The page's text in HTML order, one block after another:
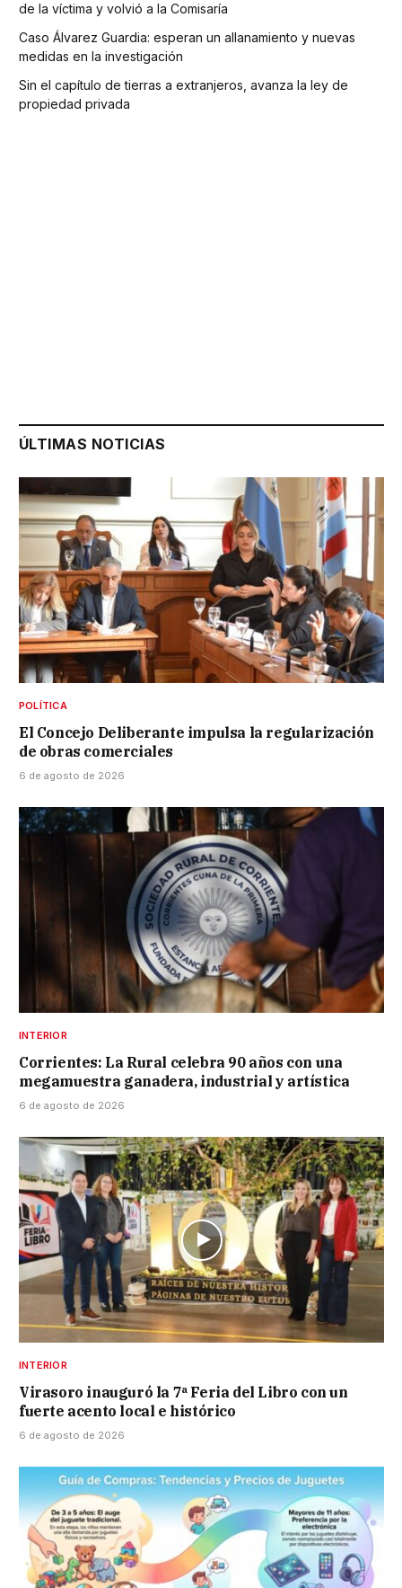
de la víctima y volvió a la Comisaría
Caso Álvarez Guardia: esperan un allanamiento y nuevas
medidas en la investigación
Sin el capítulo de tierras a extranjeros, avanza la ley de
propiedad privada
ÚLTIMAS NOTICIAS
POLÍTICA
El Concejo Deliberante impulsa la regularización
de obras comerciales
6 de agosto de 2026
INTERIOR
Corrientes: La Rural celebra 90 años con una
megamuestra ganadera, industrial y artística
6 de agosto de 2026
INTERIOR
Virasoro inauguró la 7ª Feria del Libro con un
fuerte acento local e histórico
6 de agosto de 2026